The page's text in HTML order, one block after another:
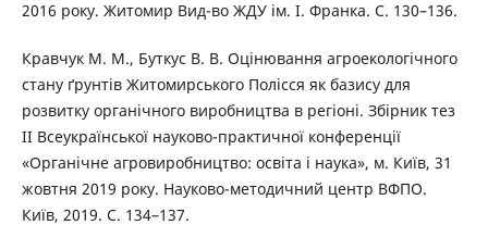
2016 року. Житомир Вид-во ЖДУ ім. І. Франка. С. 130–136.
Кравчук М. М., Буткус В. В. Оцінювання агроекологічного
стану ґрунтів Житомирського Полісся як базису для
розвитку органічного виробництва в регіоні. Збірник тез
II Всеукраїнської науково-практичної конференції
«Органічне агровиробництво: освіта і наука», м. Київ, 31
жовтня 2019 року. Науково-методичний центр ВФПО.
Київ, 2019. С. 134–137.